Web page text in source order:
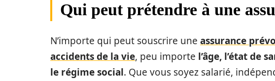
Qui peut prétendre à une
N’importe qui peut souscrire une assurance
accidents de la vie, peu importe l’âge, l’état de
le régime social. Que vous soyez salarié,